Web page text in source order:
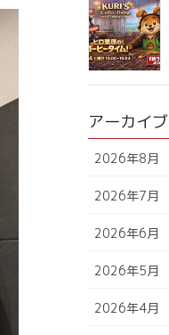
アーカイブ
2026年8月
2026年7月
2026年6月
2026年5月
2026年4月